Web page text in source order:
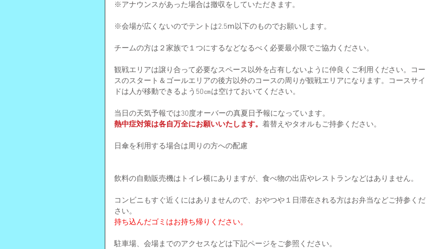
※アナウンスがあった場合は撤収をしていただきます。
※会場が広くないのでテントは2.5ⅿ以下のものでお願いします。
チームの方は２家族で１つにするなどなるべく必要最小限でご協力ください。
観戦エリアは譲り合って必要なスペース以外を占有しないように仲良くご利用ください。コー
スのスタート＆ゴールエリアの後方以外のコースの周りが観戦エリアになります。コースサイ
ドは人が移動できるよう50㎝は空けておいてください。
当日の天気予報では30度オーバーの真夏日予報になっています。
熱中症対策は各自万全にお願いいたします。 着替えやタオルもご持参ください。
日傘を利用する場合は周りの方への配慮
飲料の自動販売機はトイレ横にありますが、食べ物の出店やレストランなどはありません。
コンビニもすぐ近くにはありませんので、おやつや１日滞在される方はお弁当などご持参くだ
さい。
持ち込んだゴミはお持ち帰りください。
駐車場、会場までのアクセスなどは下記ページをご参照ください。